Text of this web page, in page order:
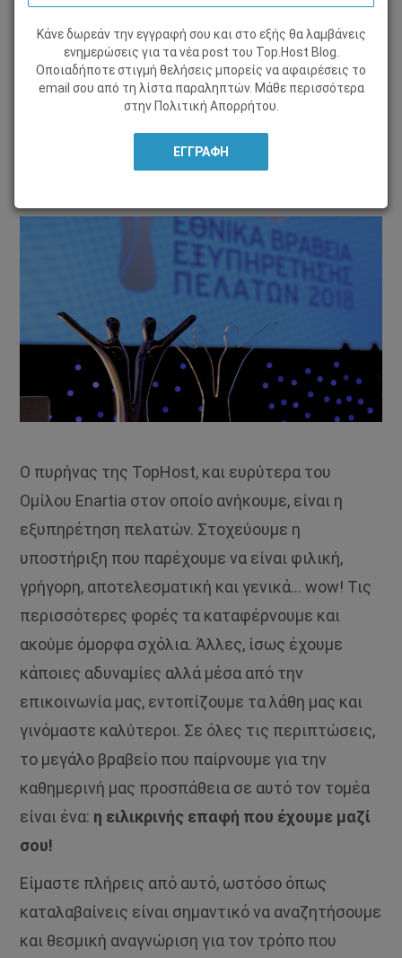
ΤΑ ΝΈΑ ΜΑΣ
19 Δεκεμβρίου 2018, απόMarieta Christopoulou
Ο πυρήνας της TopHost, και ευρύτερα του
Ομίλου Enartia στον οποίο ανήκουμε, είναι η
εξυπηρέτηση πελατών. Στοχεύουμε η
υποστήριξη που παρέχουμε να είναι φιλική,
γρήγορη, αποτελεσματική και γενικά… wow! Τις
περισσότερες φορές τα καταφέρνουμε και
ακούμε όμορφα σχόλια. Άλλες, ίσως έχουμε
κάποιες αδυναμίες αλλά μέσα από την
επικοινωνία μας, εντοπίζουμε τα λάθη μας και
γινόμαστε καλύτεροι. Σε όλες τις περιπτώσεις,
το μεγάλο βραβείο που παίρνουμε για την
καθημερινή μας προσπάθεια σε αυτό τον τομέα
είναι ένα: η ειλικρινής επαφή που έχουμε μαζί
σου!
Είμαστε πλήρεις από αυτό, ωστόσο όπως
καταλαβαίνεις είναι σημαντικό να αναζητήσουμε
και θεσμική αναγνώριση για τον τρόπο που
Κάνε δωρεάν την εγγραφή σου και στο εξής θα λαμβάνεις
ενημερώσεις για τα νέα post του Τοp.Host Blog.
Οποιαδήποτε στιγμή θελήσεις μπορείς να αφαιρέσεις το
email σου από τη λίστα παραληπτών. Μάθε περισσότερα
στην Πολιτική Απορρήτου.